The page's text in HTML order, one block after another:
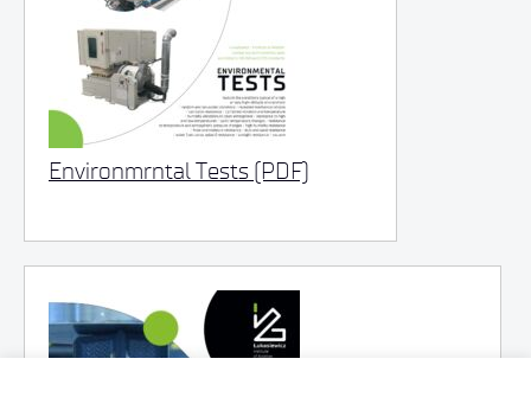
Environmrntal Tests (PDF)